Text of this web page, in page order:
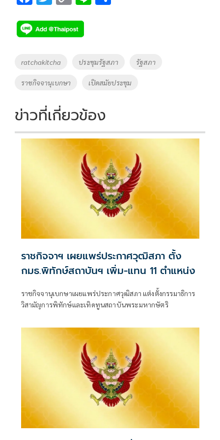
e
b
o
o
k
tt
er
p
y
Li
Tags
ratchakitcha ประชุมรัฐสภา รัฐสภา
ราชกิจจานุเบกษา เปิดสมัยประชุม
ข่าวที่เกี่ยวข้อง
ราชกิจจาฯ เผยแพร่ประกาศวุฒิสภา ตั้ง
กมธ.พิทักษ์สถาบันฯ เพิ่ม-แทน 11 ตำแหน่ง
ราชกิจจานุเบกษาเผยแพร่ประกาศวุฒิสภา แต่งตั้งกรรมาธิการ
วิสามัญการพิทักษ์และเทิดทูนสถาบันพระมหากษัตริ